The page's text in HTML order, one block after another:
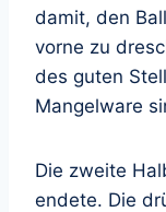
damit, den
vorne zu
des guten
Mangelware
Die zweite
endete. Die